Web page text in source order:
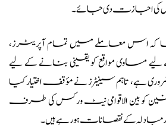
کی اجازت دی جائے۔
اس معاملے میں تمام آپریٹرز،
لیے مساوی مواقع کو یقینی بنانے کے لیے
ہے، تاہم سینیٹرز نے مؤقف اختیار کیا
کو بین الاقوامی نیٹ ورکس کی طرف
کے نقصانات ہو رہے ہیں۔